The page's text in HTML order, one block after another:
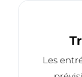
Les